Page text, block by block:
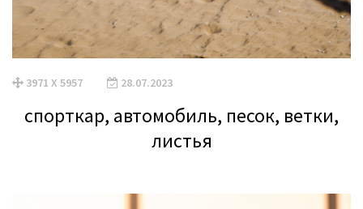
3971 X 5957 28.07.2023
спорткар, автомобиль, песок, ветки,
листья